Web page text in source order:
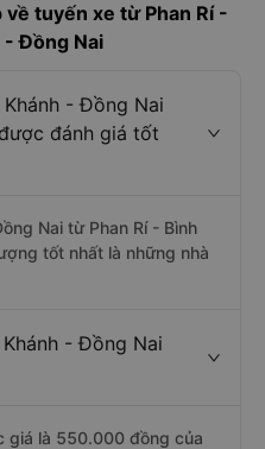
tuyến xe từ Phan Rí -
- Đồng Nai
- Đồng Nai
đánh giá tốt
Nai từ Phan Rí - Bình
tốt nhất là những nhà
- Đồng Nai
giá là 550.000 đồng của